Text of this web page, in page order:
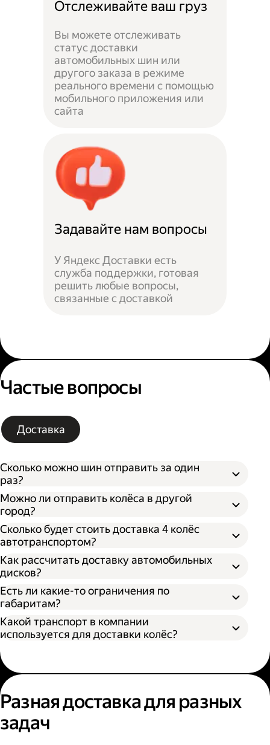
Отслеживайте ваш груз
Вы можете отслеживать
статус доставки
автомобильных шин или
другого заказа в режиме
реального времени с помощью
мобильного приложения или
сайта
Задавайте нам вопросы
У Яндекс Доставки есть
служба поддержки, готовая
решить любые вопросы,
связанные с доставкой
Частые вопросы
Доставка
Сколько можно шин отправить за один
раз?
Можно ли отправить колёса в другой
город?
Открыть приложение Яндекс Go или
сайт
Выбрать подходящий тариф;
Ввести данные в поля «Откуда» и «Куда»;
Ввести контакты получателя и
отправителя;
Подтвердить заказ.
Сколько будет стоить доставка 4 колёс
автотранспортом?
Как рассчитать доставку автомобильных
дисков?
В приложении Яндекс Go;
На сайте Яндекс Доставки.
Выберите тариф;
Введите необходимую информацию;
Укажите, нужны ли дополнительные
Есть ли какие-то ограничения по
габаритам?
Диаметр не более 200 см, если выбрана
Высота не более 100 см.
Какой транспорт в компании
используется для доставки колёс?
Разная доставка для разных
задач